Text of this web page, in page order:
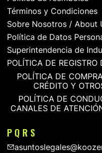
Términos y Condiciones
Sobre Nosotros / About
Política de Datos
Superintendencia de
POLÍTICA DE
POLÍTICA DE
CRÉDITO Y
POLÍTICA DE
CANALES DE
P Q R S